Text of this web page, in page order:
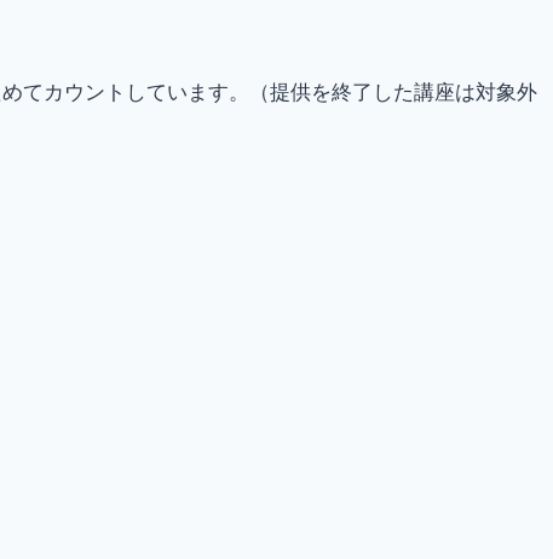
てカウントしています。（提供を終了した講座は対象外